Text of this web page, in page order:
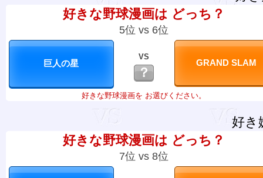
好きな野球漫画は どっち？
5位 vs 6位
VS
？
好きな野球漫画を お選びください。
好き
好きな野球漫画は どっち？
7位 vs 8位